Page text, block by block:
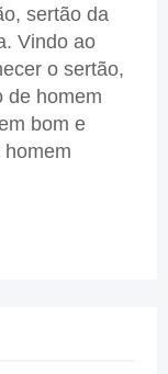
sertão da
Vindo ao
o sertão,
de homem
bom e
homem